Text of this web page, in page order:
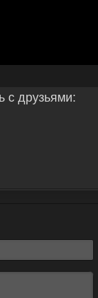
с друзьями: